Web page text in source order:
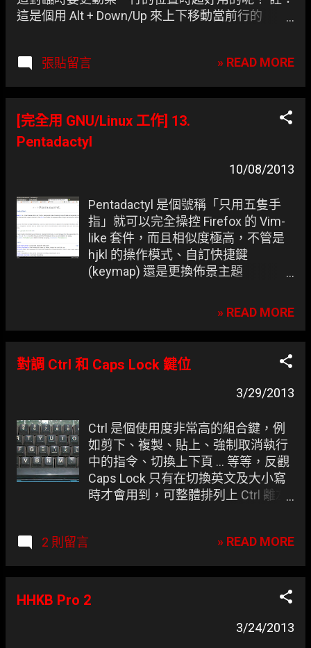
這是個用 Alt + Down/Up 來上下移動當前行的
張貼留言 » READ MORE
[完全用 GNU/Linux 工作] 13.
Pentadactyl
10/08/2013
Pentadactyl 是個號稱「只用五隻手
指」就可以完全操控 Firefox 的 Vim-
like 套件，而且相似度極高，不管是
hjkl 的操作模式、自訂快捷鍵
(keymap) 還是更換佈景主題
Vimperator 的差異在於：前者是在
Firefox 實作出 100% 的 Vim；後者優
是可用、簡潔、穩定及具有設計的。
事實上後者對於新版的 Firefox 較不
友善，常跟不上更新 (或許是該怪
者的高自訂性以及其它的林林總總讓
凍仁最後選擇了 Pentadactyl。 ▲
Pentadactyl 操作手冊 (:help)。
» READ MORE
對調 Ctrl 和 Caps Lock 鍵位
3/29/2013
Ctrl 是個使用度非常高的組合鍵，例
如剪下、複製、貼上、強制取消執行
中的指令、切換上下頁 ... 等等，反觀
Caps Lock 只有在切換英文及大小寫
時才會用到，可整體排列上 Ctrl 離左
事，這表示我們得花更多的時間跟力
總覺得 Ctrl 位於左下角操作起來有些
不順，反而覺得跟 Caps Lock 對調鍵
Caps Lock 鍵位後整體手感提升了不
2 則留言 » READ MORE
HHKB Pro 2
3/24/2013